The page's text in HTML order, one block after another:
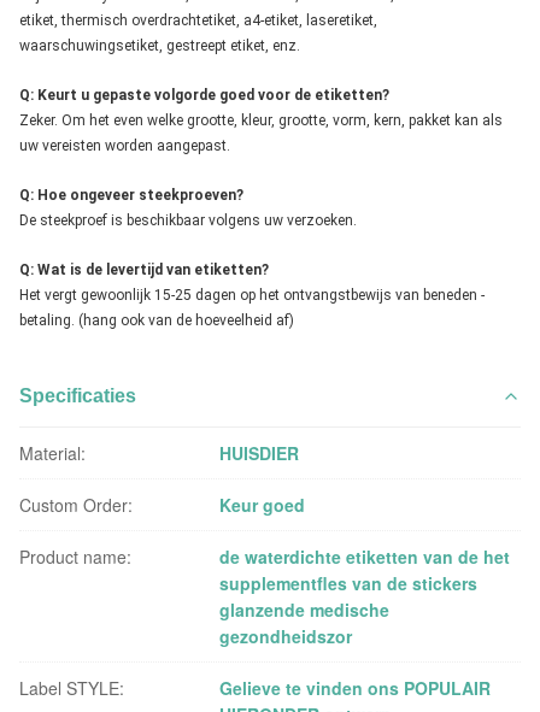
etiket, thermisch overdrachtetiket, a4-etiket, laseretiket,
waarschuwingsetiket, gestreept etiket, enz.
Q: Keurt u gepaste volgorde goed voor de etiketten?
Zeker. Om het even welke grootte, kleur, grootte, vorm, kern, pakket kan als
uw vereisten worden aangepast.
Q: Hoe ongeveer steekproeven?
De steekproef is beschikbaar volgens uw verzoeken.
Q: Wat is de levertijd van etiketten?
Het vergt gewoonlijk 15-25 dagen op het ontvangstbewijs van beneden -
betaling. (hang ook van de hoeveelheid af)
Specificaties
Material: HUISDIER
Custom Order: Keur goed
Product name:
de waterdichte etiketten van de het
supplementfles van de stickers
glanzende medische
gezondheidszor
Label STYLE:
Gelieve te vinden ons POPULAIR